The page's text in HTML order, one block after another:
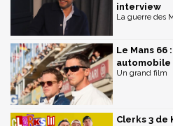
interview
La guerre des
Le Mans 66
automobile
Un grand film
Clerks 3 de